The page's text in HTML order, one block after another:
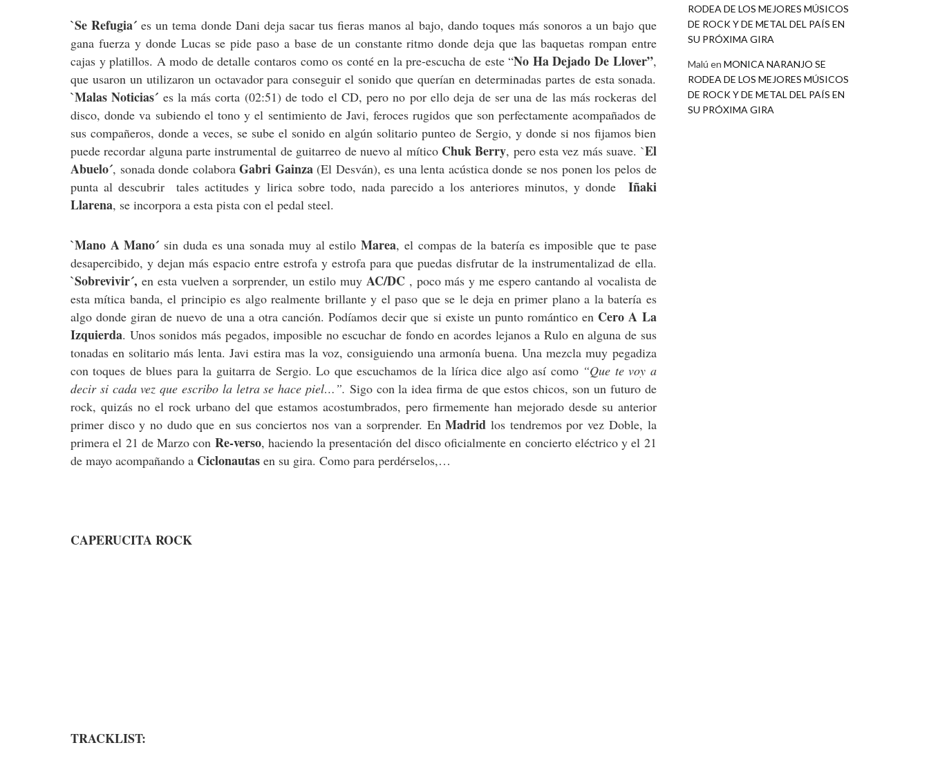
`Se Refugia´ es un tema donde Dani deja sacar tus fieras manos al bajo, dando toques más sonoros a un bajo que
gana fuerza y donde Lucas se pide paso a base de un constante ritmo donde deja que las baquetas rompan entre
cajas y platillos. A modo de detalle contaros como os conté en la pre-escucha de este “No Ha Dejado De Llover”,
que usaron un utilizaron un octavador para conseguir el sonido que querían en determinadas partes de esta sonada.
`Malas Noticias´ es la más corta (02:51) de todo el CD, pero no por ello deja de ser una de las más rockeras del
disco, donde va subiendo el tono y el sentimiento de Javi, feroces rugidos que son perfectamente acompañados de
sus compañeros, donde a veces, se sube el sonido en algún solitario punteo de Sergio, y donde si nos fijamos bien
puede recordar alguna parte instrumental de guitarreo de nuevo al mítico Chuk Berry, pero esta vez más suave. `El
Abuelo´, sonada donde colaboraGabri Gainza(El Desván), es una lenta acústica donde se nos ponen los pelos de
punta al descubrir tales actitudes y lirica sobre todo, nada parecido a los anteriores minutos, y donde Iñaki
Llarena, se incorpora a esta pista con el pedal steel.
`Mano A Mano´ sin duda es una sonada muy al estiloMarea, el compas de la batería es imposible que te pase
desapercibido, y dejan más espacio entre estrofa y estrofa para que puedas disfrutar de la instrumentalizad de ella.
`Sobrevivir´, en esta vuelven a sorprender, un estilo muy AC/DC, poco más y me espero cantando al vocalista de
esta mítica banda, el principio es algo realmente brillante y el paso que se le deja en primer plano a la batería es
algo donde giran de nuevo de una a otra canción. Podíamos decir que si existe un punto romántico en Cero A La
Izquierda. Unos sonidos más pegados, imposible no escuchar de fondo en acordes lejanos a Rulo en alguna de sus
tonadas en solitario más lenta. Javi estira mas la voz, consiguiendo una armonía buena. Una mezcla muy pegadiza
con toques de blues para la guitarra de Sergio. Lo que escuchamos de la lírica dice algo así como “Que te voy a
decir si cada vez que escribo la letra se hace piel…”. Sigo con la idea firma de que estos chicos, son un futuro de
rock, quizás no el rock urbano del que estamos acostumbrados, pero firmemente han mejorado desde su anterior
primer disco y no dudo que en sus conciertos nos van a sorprender. EnMadrid los tendremos por vez Doble, la
primera el 21 de Marzo con Re-verso, haciendo la presentación del disco oficialmente en concierto eléctrico y el 21
de mayo acompañando a Ciclonautas en su gira. Como para perdérselos,…
CAPERUCITA ROCK
TRACKLIST:
RODEA DE LOS MEJORES MÚSICOS
DE ROCK Y DE METAL DEL PAÍS EN
SU PRÓXIMA GIRA
Malú en MONICA NARANJO SE
RODEA DE LOS MEJORES MÚSICOS
DE ROCK Y DE METAL DEL PAÍS EN
SU PRÓXIMA GIRA